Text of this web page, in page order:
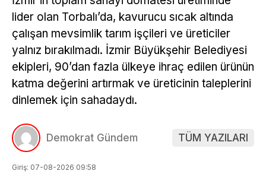
lider olan Torbalı’da, kavurucu sıcak altında
çalışan mevsimlik tarım işçileri ve üreticiler
yalnız bırakılmadı. İzmir Büyükşehir Belediyesi
ekipleri, 90’dan fazla ülkeye ihraç edilen ürünün
katma değerini artırmak ve üreticinin taleplerini
dinlemek için sahadaydı.
Demokrat Gündem TÜM YAZILARI
Giriş: 07-08-2026 09:58